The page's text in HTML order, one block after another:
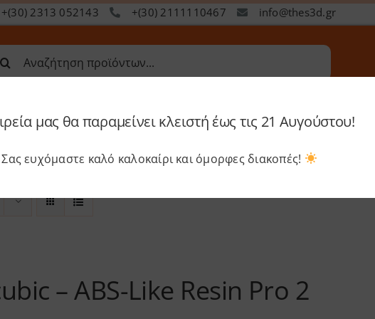
+(30) 2313 052143 +(30) 2111110467 info@thes3d.gr
Services Academy Software
– ABS-Like Resin Pro 2
μας θα παραμείνει κλειστή έως τις 21 Αυγούστου!
Σας ευχόμαστε καλό καλοκαίρι και όμορφες διακοπές!